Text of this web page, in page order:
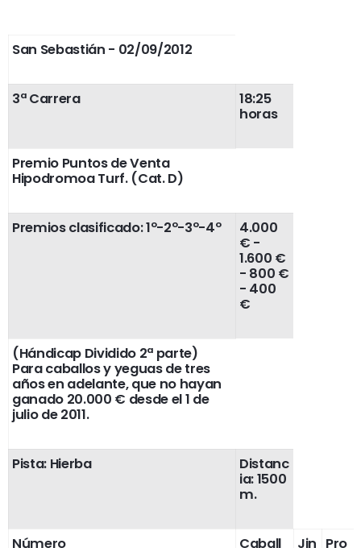
San Sebastián - 02/09/2012
3ª Carrera
18:25
horas
Premio Puntos de Venta
Hipodromoa Turf. (Cat. D)
Premios clasificado: 1º-2º-3º-4º
4.000
€ -
1.600 €
- 800 €
- 400
€
(Hándicap Dividido 2ª parte)
Para caballos y yeguas de tres
años en adelante, que no hayan
ganado 20.000 € desde el 1 de
julio de 2011.
Pista: Hierba
Distanc
ia: 1500
m.
Número
Caball
Jin Pro